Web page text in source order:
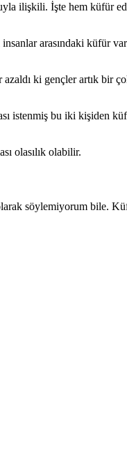
ilişkili. İşte hem küfür
arasındaki küfür
ki gençler artık bir
istenmiş bu iki kişiden
olasılık olabilir.
söylemiyorum bile.